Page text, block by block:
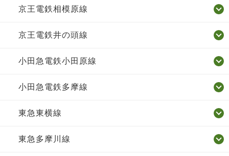
京王電鉄相模原線
京王電鉄井の頭線
小田急電鉄小田原線
小田急電鉄多摩線
東急東横線
東急多摩川線